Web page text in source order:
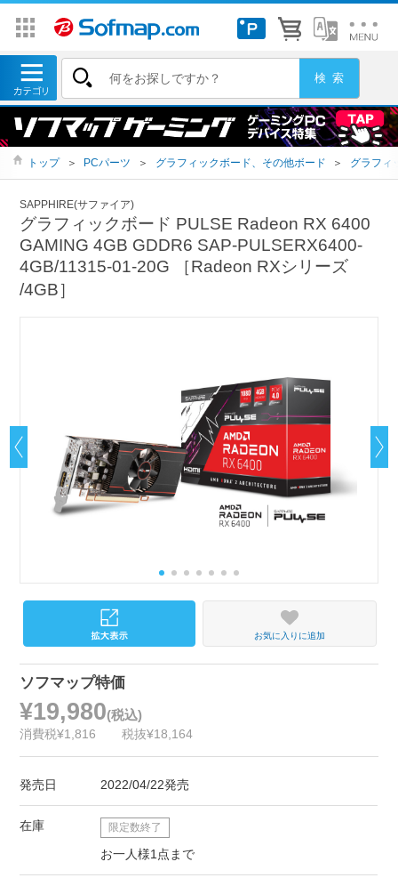
トップ ＞ PCパーツ ＞ グラフィックボード、その他ボード ＞ グラフィ
SAPPHIRE(サファイア)
グラフィックボード PULSE Radeon RX 6400
GAMING 4GB GDDR6 SAP-PULSERX6400-
4GB/11315-01-20G ［Radeon RXシリーズ
/4GB］
お気に入りに追加
ソフマップ特価
¥19,980(税込)
消費税¥1,816 税抜¥18,164
発売日 2022/04/22発売
在庫 限定数終了
お一人様1点まで